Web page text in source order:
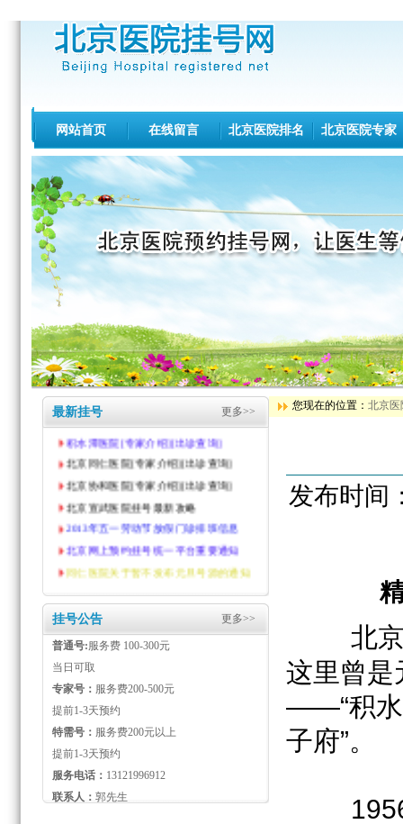
网站首页 在线留言 北京医院排名 北京医院专家
更多>>
最新挂号
北医三院[专家介绍][出诊查询]
积水潭医院[专家介绍][出诊查询]
北京同仁医院[专家介绍][出诊查询]
北京协和医院[专家介绍][出诊查询]
2013年五一劳动节放假门诊排班信息
北京网上预约挂号统一平台重要通知
更多>>
挂号公告
普通号:服务费 100-300元
当日可取
专家号： 服务费200-500元
提前1-3天预约
特需号： 服务费200元以上
提前1-3天预约
服务电话： 13121996912
联系人： 郭先生
您现在的位置： 北京医
发布时间
北
这里曾是
——“积水
子府”。